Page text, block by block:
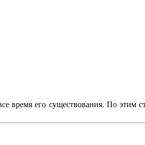
время его существования. По этим